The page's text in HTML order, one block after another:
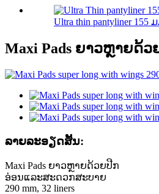
Ultra thin pantyliner 155
Maxi Pads ຍາວຫຼາຍດ້ວ
ລາຍລະອຽດສັ້ນ:
Maxi Pads ຍາວຫຼາຍດ້ວຍປີກ
ອ່ອນແລະສະດວກສະບາຍ
290 mm, 32 liners